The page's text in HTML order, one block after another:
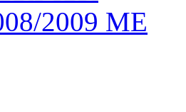
2009 ME